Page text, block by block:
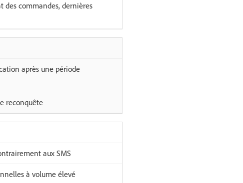
des commandes, dernières
après une période
reconquête
aux SMS
à volume élevé